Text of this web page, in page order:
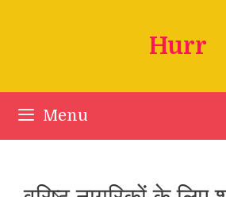
Hurr
Menu